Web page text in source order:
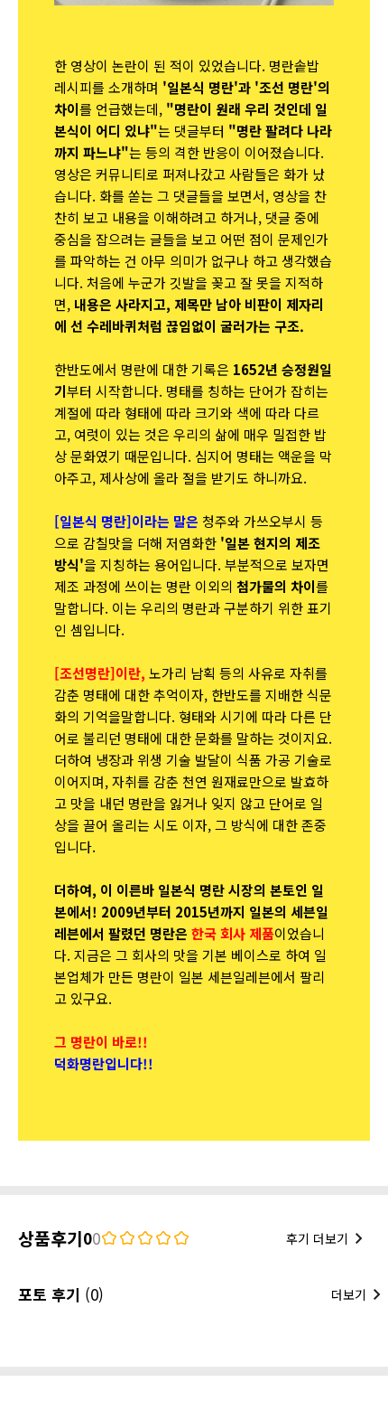
한 영상이 논란이 된 적이 있었습니다. 명란솥밥
레시피를 소개하며 '일본식 명란'과 '조선 명란'의
차이를 언급했는데, "명란이 원래 우리 것인데 일
본식이 어디 있냐"는 댓글부터 "명란 팔려다 나라
까지 파느냐"는 등의 격한 반응이 이어졌습니다.
영상은 커뮤니티로 퍼져나갔고 사람들은 화가 났
습니다. 화를 쏟는 그 댓글들을 보면서, 영상을 찬
찬히 보고 내용을 이해하려고 하거나, 댓글 중에
중심을 잡으려는 글들을 보고 어떤 점이 문제인가
를 파악하는 건 아무 의미가 없구나 하고 생각했습
니다. 처음에 누군가 깃발을 꽂고 잘 못을 지적하
면, 내용은 사라지고, 제목만 남아 비판이 제자리
에 선 수레바퀴처럼 끊임없이 굴러가는 구조.
한반도에서 명란에 대한 기록은 1652년 승정원일
기부터 시작합니다. 명태를 칭하는 단어가 잡히는
계절에 따라 형태에 따라 크기와 색에 따라 다르
고, 여럿이 있는 것은 우리의 삶에 매우 밀접한 밥
상 문화였기 때문입니다. 심지어 명태는 액운을 막
아주고, 제사상에 올라 절을 받기도 하니까요.
[일본식 명란]이라는 말은 청주와 가쓰오부시 등
으로 감칠맛을 더해 저염화한 '일본 현지의 제조
방식'을 지칭하는 용어입니다. 부분적으로 보자면
제조 과정에 쓰이는 명란 이외의 첨가물의 차이를
말합니다. 이는 우리의 명란과 구분하기 위한 표기
인 셈입니다.
[조선명란]이란, 노가리 남획 등의 사유로 자취를
감춘 명태에 대한 추억이자, 한반도를 지배한 식문
화의 기억을말합니다. 형태와 시기에 따라 다른 단
어로 불리던 명태에 대한 문화를 말하는 것이지요.
더하여 냉장과 위생 기술 발달이 식품 가공 기술로
이어지며, 자취를 감춘 천연 원재료만으로 발효하
고 맛을 내던 명란을 잃거나 잊지 않고 단어로 일
상을 끌어 올리는 시도 이자, 그 방식에 대한 존중
입니다.
더하여, 이 이른바 일본식 명란 시장의 본토인 일
본에서! 2009년부터 2015년까지 일본의 세븐일
레븐에서 팔렸던 명란은 한국 회사 제품이었습니
다. 지금은 그 회사의 맛을 기본 베이스로 하여 일
본업체가 만든 명란이 일본 세븐일레븐에서 팔리
고 있구요.
그 명란이 바로!!
덕화명란입니다!!
상품후기00 후기 더보기
포토 후기 (0) 더보기